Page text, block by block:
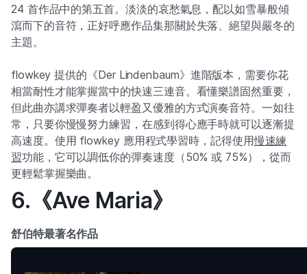
24 首作品中的第五首。淡淡的哀愁氣息，配以如雪暴般傾
瀉而下的音符，正好呼應作品集那關於失落、絕望與嚴冬的
主題。
flowkey 提供的《Der Lindenbaum》進階版本，需要你花
相當耐性才能掌握當中的快速三連音。看懂樂譜固然重要，
但此曲亦講求彈奏者以輕盈又優雅的方式演奏音符。一如往
常，只要你慢慢努力練習，在感到得心應手時就可以逐漸提
高速度。使用 flowkey 應用程式學習時，記得使用慢速練
習功能，它可以調低你的彈奏速度（50% 或 75%），從而
更輕鬆掌握樂曲。
6.《Ave Maria》
舒伯特最著名作品